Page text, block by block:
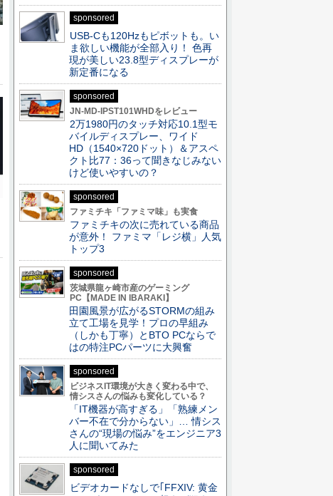
sponsored
USB-Cも120Hzもピボットも。い
ま欲しい機能が全部入り！ 色再
現が美しい23.8型ディスプレーが
新定番になる
sponsored
JN-MD-IPST101WHDをレビュー
2万1980円のタッチ対応10.1型モ
バイルディスプレー、ワイド
HD（1540×720ドット）＆アスペ
クト比77：36って聞きなじみない
けど使いやすいの？
sponsored
ファミチキ「ファミマ味」も実食
ファミチキの次に売れている商品
が意外！ ファミマ「レジ横」人気
トップ3
sponsored
茨城県龍ヶ崎市産のゲーミング
PC【MADE IN IBARAKI】
田園風景が広がるSTORMの組み
立て工場を見学！プロの早組み
（しかも丁寧）とBTO PCならで
はの特注PCパーツに大興奮
sponsored
ビジネスIT環境が大きく変わる中で、
情シスさんの悩みも変化している？
「IT機器が高すぎる」「熟練メン
バー不在で分からない」… 情シス
さんの“現場の悩み”をエンジニア3
人に聞いてみた
sponsored
ビデオカードなしで｢FFXIV: 黄金